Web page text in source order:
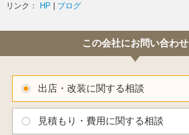
リンク： HP | ブログ
この会社にお問い合わせ
出店・改装に関する相談
見積もり・費用に関する相談